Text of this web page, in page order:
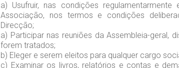
a) Usufruir, nas condições
Associação, nos termos e condições
Direcção;
a) Participar nas reuniões da Assembleia-geral,
forem tratados;
b) Eleger e serem eleitos para qualquer cargo
c) Examinar os livros, relatórios e contas e